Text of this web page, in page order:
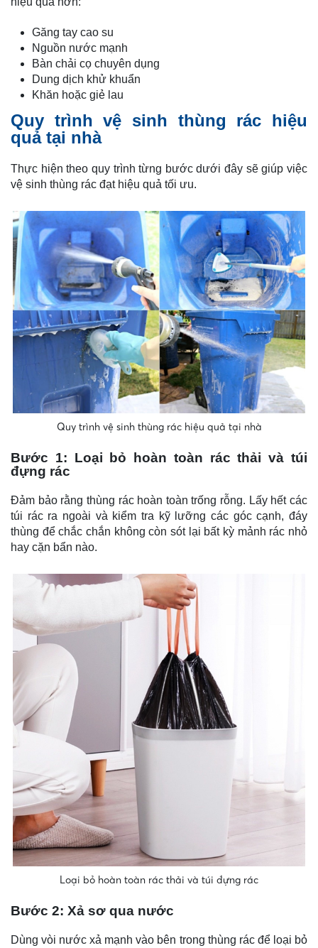
Găng tay cao su
Nguồn nước mạnh
Bàn chải cọ chuyên dụng
Dung dịch khử khuẩn
Khăn hoặc giẻ lau
Quy trình vệ sinh thùng rác hiệu
quả tại nhà
Thực hiện theo quy trình từng bước dưới đây sẽ giúp việc
vệ sinh thùng rác đạt hiệu quả tối ưu.
Quy trình vệ sinh thùng rác hiệu quả tại nhà
Bước 1: Loại bỏ hoàn toàn rác thải và túi
đựng rác
Đảm bảo rằng thùng rác hoàn toàn trống rỗng. Lấy hết các
túi rác ra ngoài và kiểm tra kỹ lưỡng các góc cạnh, đáy
thùng để chắc chắn không còn sót lại bất kỳ mảnh rác nhỏ
hay cặn bẩn nào.
Loại bỏ hoàn toàn rác thải và túi đựng rác
Bước 2: Xả sơ qua nước
Dùng vòi nước xả mạnh vào bên trong thùng rác để loại bỏ